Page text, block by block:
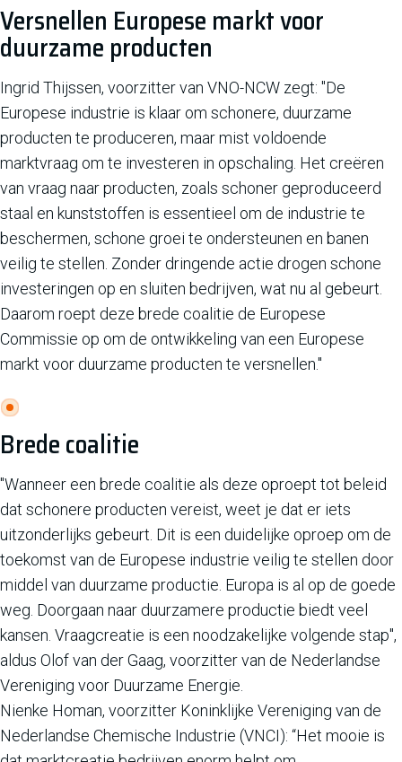
Versnellen Europese markt voor
duurzame producten
Ingrid Thijssen, voorzitter van VNO-NCW zegt: "De
Europese industrie is klaar om schonere, duurzame
producten te produceren, maar mist voldoende
marktvraag om te investeren in opschaling. Het creëren
van vraag naar producten, zoals schoner geproduceerd
staal en kunststoffen is essentieel om de industrie te
beschermen, schone groei te ondersteunen en banen
veilig te stellen. Zonder dringende actie drogen schone
investeringen op en sluiten bedrijven, wat nu al gebeurt.
Daarom roept deze brede coalitie de Europese
Commissie op om de ontwikkeling van een Europese
markt voor duurzame producten te versnellen.''
Brede coalitie
"Wanneer een brede coalitie als deze oproept tot beleid
dat schonere producten vereist, weet je dat er iets
uitzonderlijks gebeurt. Dit is een duidelijke oproep om de
toekomst van de Europese industrie veilig te stellen door
middel van duurzame productie. Europa is al op de goede
weg. Doorgaan naar duurzamere productie biedt veel
kansen. Vraagcreatie is een noodzakelijke volgende stap",
aldus Olof van der Gaag, voorzitter van de Nederlandse
Vereniging voor Duurzame Energie.
Nienke Homan, voorzitter Koninklijke Vereniging van de
Nederlandse Chemische Industrie (VNCI): “Het mooie is